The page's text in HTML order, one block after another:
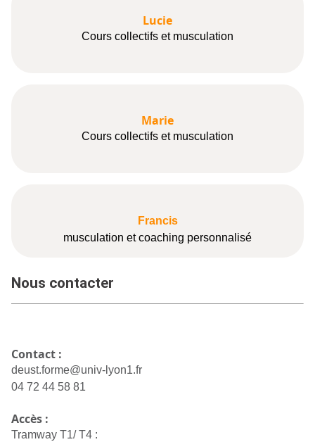
Lucie
Cours collectifs et musculation
Marie
Cours collectifs et musculation
Francis
musculation et coaching personnalisé
Nous contacter
Contact :
deust.forme@univ-lyon1.fr
04 72 44 58 81
Accès :
Tramway T1/ T4 :